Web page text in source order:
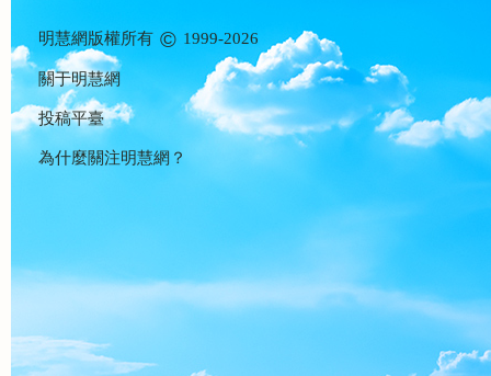
明慧網版權所有 © 1999-2026
關于明慧網
投稿平臺
為什麼關注明慧網？